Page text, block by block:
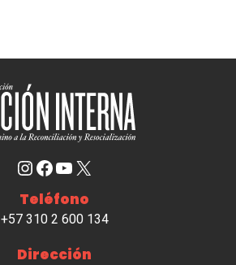
Instagram Facebook YouTube X
Teléfono
+57 310 2 600 134
Dirección